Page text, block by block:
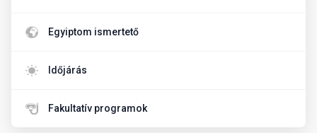
Egyiptom ismertető
Időjárás
Fakultatív programok